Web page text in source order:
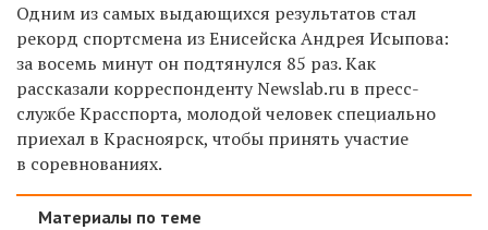
Одним из самых выдающихся результатов стал
рекорд спортсмена из Енисейска Андрея Исыпова:
за восемь минут он подтянулся 85 раз. Как
рассказали корреспонденту Newslab.ru в пресс-
службе Красспорта, молодой человек специально
приехал в Красноярск, чтобы принять участие
в соревнованиях.
Материалы по теме